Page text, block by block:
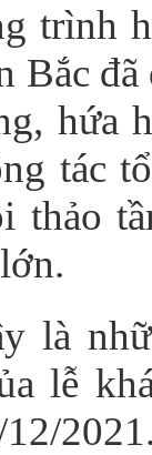
trình
Bắc
hứa
tác
thảo
là
lễ